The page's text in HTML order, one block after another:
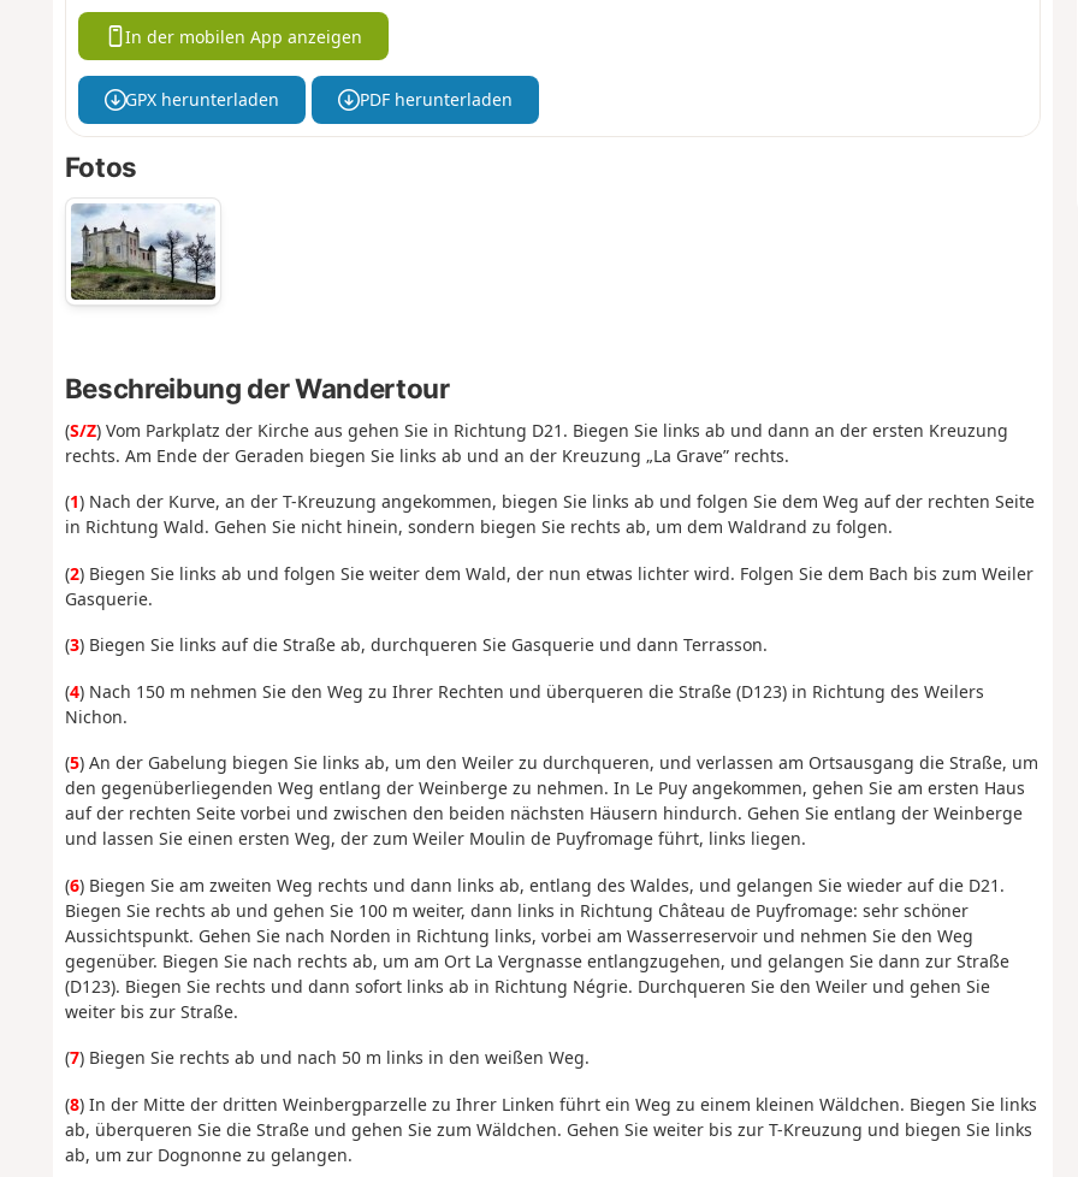
In der mobilen App anzeigen
GPX herunterladen PDF herunterladen
Fotos
Beschreibung der Wandertour
(S/Z) Vom Parkplatz der Kirche aus gehen Sie in Richtung D21. Biegen Sie links ab und dann an der ersten Kreuzung
rechts. Am Ende der Geraden biegen Sie links ab und an der Kreuzung „La Grave” rechts.
(1) Nach der Kurve, an der T-Kreuzung angekommen, biegen Sie links ab und folgen Sie dem Weg auf der rechten Seite
in Richtung Wald. Gehen Sie nicht hinein, sondern biegen Sie rechts ab, um dem Waldrand zu folgen.
(2) Biegen Sie links ab und folgen Sie weiter dem Wald, der nun etwas lichter wird. Folgen Sie dem Bach bis zum Weiler
Gasquerie.
(3) Biegen Sie links auf die Straße ab, durchqueren Sie Gasquerie und dann Terrasson.
(4) Nach 150 m nehmen Sie den Weg zu Ihrer Rechten und überqueren die Straße (D123) in Richtung des Weilers
Nichon.
(5) An der Gabelung biegen Sie links ab, um den Weiler zu durchqueren, und verlassen am Ortsausgang die Straße, um
den gegenüberliegenden Weg entlang der Weinberge zu nehmen. In Le Puy angekommen, gehen Sie am ersten Haus
auf der rechten Seite vorbei und zwischen den beiden nächsten Häusern hindurch. Gehen Sie entlang der Weinberge
und lassen Sie einen ersten Weg, der zum Weiler Moulin de Puyfromage führt, links liegen.
(6) Biegen Sie am zweiten Weg rechts und dann links ab, entlang des Waldes, und gelangen Sie wieder auf die D21.
Biegen Sie rechts ab und gehen Sie 100 m weiter, dann links in Richtung Château de Puyfromage: sehr schöner
Aussichtspunkt. Gehen Sie nach Norden in Richtung links, vorbei am Wasserreservoir und nehmen Sie den Weg
gegenüber. Biegen Sie nach rechts ab, um am Ort La Vergnasse entlangzugehen, und gelangen Sie dann zur Straße
(D123). Biegen Sie rechts und dann sofort links ab in Richtung Négrie. Durchqueren Sie den Weiler und gehen Sie
weiter bis zur Straße.
(7) Biegen Sie rechts ab und nach 50 m links in den weißen Weg.
(8) In der Mitte der dritten Weinbergparzelle zu Ihrer Linken führt ein Weg zu einem kleinen Wäldchen. Biegen Sie links
ab, überqueren Sie die Straße und gehen Sie zum Wäldchen. Gehen Sie weiter bis zur T-Kreuzung und biegen Sie links
ab, um zur Dognonne zu gelangen.